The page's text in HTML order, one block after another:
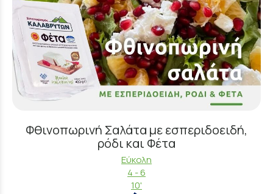
Φθινοπωρινή Σαλάτα με εσπεριδοειδή,
ρόδι και Φέτα
Εύκολη
4 - 6
10'